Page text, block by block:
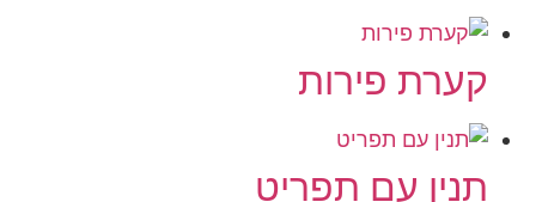
קערת פירות
תנין עם תפריט